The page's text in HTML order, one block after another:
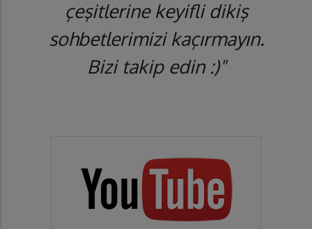
çeşitlerine keyifli dikiş
sohbetlerimizi kaçırmayın.
Bizi takip edin :)"